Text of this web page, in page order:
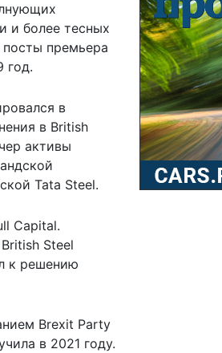
и более тесных
премьера
год.
в
в British
активы
Tata Steel.
Capital.
Steel
к решению
Brexit Party
в 2021 году.